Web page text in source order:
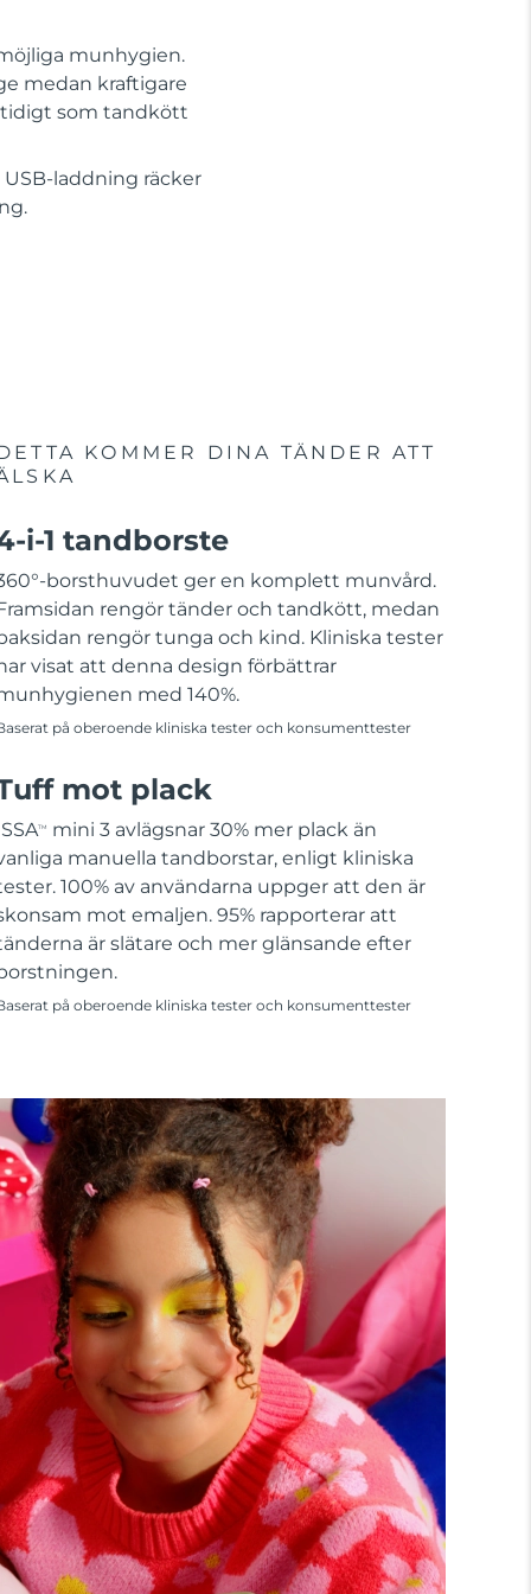
munhygien.
medan kraftigare
som tandkött
laddning räcker
KOMMER DINA TÄNDER ATT
i-1 tandborste
borsthuvudet ger en komplett munvård.
rengör tänder och tandkött, medan
rengör tunga och kind. Kliniska tester
visat att denna design förbättrar
med 140%.
på oberoende kliniska tester och konsumenttester
mot plack
TM
mini 3 avlägsnar 30% mer plack än
manuella tandborstar, enligt kliniska
100% av användarna uppger att den är
mot emaljen. 95% rapporterar att
är slätare och mer glänsande efter
på oberoende kliniska tester och konsumenttester